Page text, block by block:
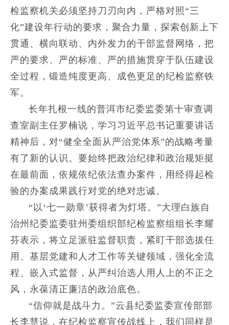
检监察机关必须坚持刀刃向内，严格对照“三
化”建设年行动的要求，聚合力量，探索创新上下
贯通、横向联动、内外发力的干部监督网络，把
严的要求、严的标准、严的措施贯穿于队伍建设
全过程，锻造纯度更高、成色更足的纪检监察铁
军。
长年扎根一线的普洱市纪委监委第十审查调
查室副主任罗楠说，学习习近平总书记重要讲话
精神后，对“健全全面从严治党体系”的战略考量
有了新的认识。要始终把政治纪律和政治规矩挺
在最前面，依规依纪依法查办案件，用经得起检
验的办案成果践行对党的绝对忠诚。
“以‘七一勋章’获得者为灯塔。”大理白族自
治州纪委监委驻州委组织部纪检监察组组长李耀
芬表示，将立足派驻监督职责，紧盯干部选拔任
用、基层党建和人才工作等关键领域，强化全流
程、嵌入式监督，从严纠治选人用人上的不正之
风，永葆清正廉洁的政治底色。
“信仰就是战斗力。”云县纪委监委宣传部部
长李慧说，在纪检监察宣传战线上，我们同样是